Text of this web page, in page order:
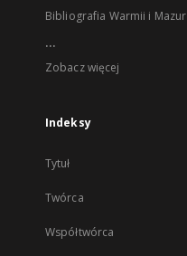
Bibliografia Warmii i Mazur
...
Zobacz więcej
Indeksy
Tytuł
Twórca
Współtwórca